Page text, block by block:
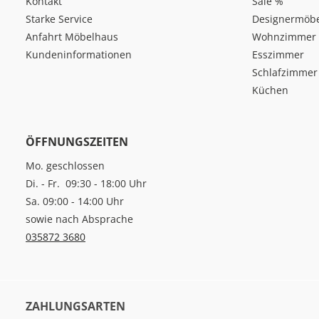
Starke Service
Anfahrt Möbelhaus
Kundeninformationen
Wohnzimmer
Esszimmer
Schlafzimmer
Küchen
ÖFFNUNGSZEITEN
Mo. geschlossen
Di. - Fr. 09:30 - 18:00 Uhr
Sa. 09:00 - 14:00 Uhr
sowie nach Absprache
035872 3680
ZAHLUNGSARTEN